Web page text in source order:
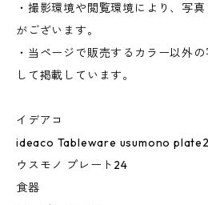
・撮影環境や閲覧環境により、写
がございます。
・当ページで販売するカラー以外
して掲載しています。
イデアコ
ideaco Tableware usumono
ウスモノ プレート24
食器